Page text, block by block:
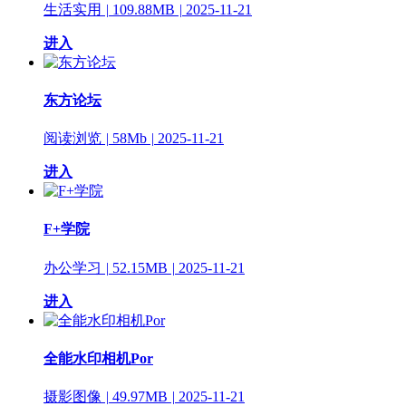
生活实用 | 109.88MB | 2025-11-21
进入
东方论坛
阅读浏览 | 58Mb | 2025-11-21
进入
F+学院
办公学习 | 52.15MB | 2025-11-21
进入
全能水印相机Por
摄影图像 | 49.97MB | 2025-11-21